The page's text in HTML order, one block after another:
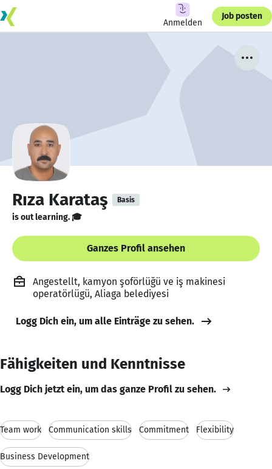
Anmelden
Job posten
Rıza Karataş Basis
is out learning. 🎓
Ganzes Profil ansehen
Angestellt, kamyon şoförlüğü ve iş makinesi
operatörlügü, Aliaga belediyesi
Logg Dich ein, um alle Einträge zu sehen.
Fähigkeiten und Kenntnisse
Logg Dich jetzt ein, um das ganze Profil zu sehen.
Team work Communication skills Commitment Flexibility
Business Development